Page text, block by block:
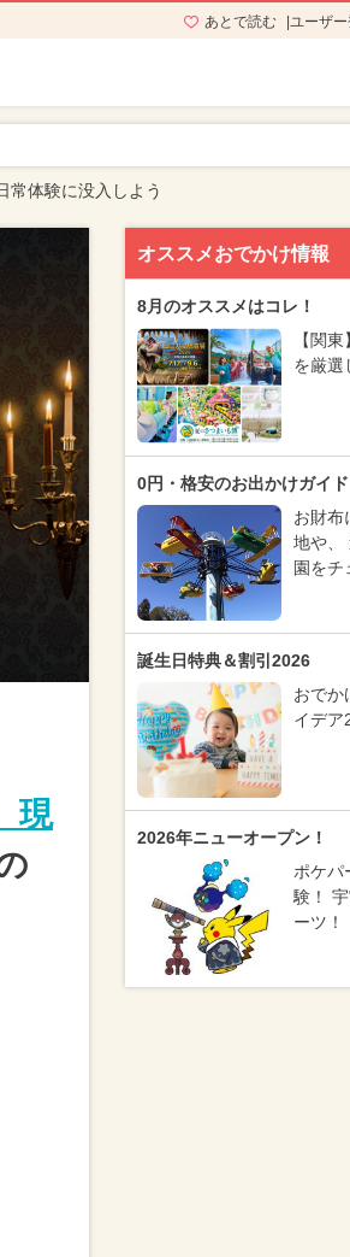
あとで読む ユーザ
常体験に没入しよう
現
オススメおでかけ情報
8月のオススメはコレ！
【関
を厳選
0円・格安のお出かけガイド
お財布
地や、
園をチ
誕生日特典＆割引2026
おでか
イデア
2026年ニューオープン！
ポケパ
験！
ーツ！